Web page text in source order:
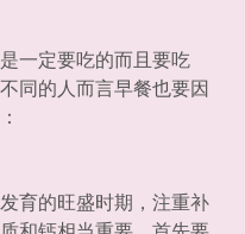
一定要吃的而且要吃
同的人而言早餐也要因
育的旺盛时期，注重补